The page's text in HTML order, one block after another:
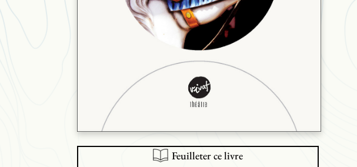
Feuilleter ce livre